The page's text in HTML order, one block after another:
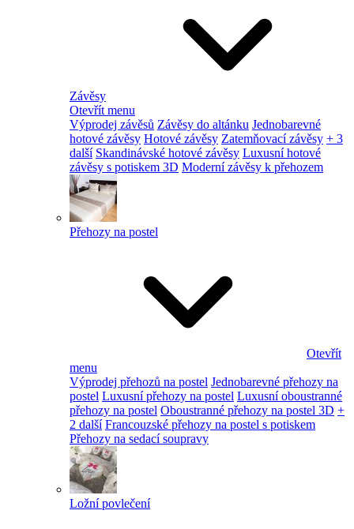
Závěsy
Otevřít menu
Výprodej závěsů Závěsy do altánku Jednobarevné
hotové závěsy Hotové závěsy Zatemňovací závěsy + 3
další Skandinávské hotové závěsy Luxusní hotové
závěsy s potiskem 3D Moderní závěsy k přehozem
Přehozy na postel
Otevřít
menu
Výprodej přehozů na postel Jednobarevné přehozy na
postel Luxusní přehozy na postel Luxusní oboustranné
přehozy na postel Oboustranné přehozy na postel 3D +
2 další Francouzské přehozy na postel s potiskem
Přehozy na sedací soupravy
Ložní povlečení